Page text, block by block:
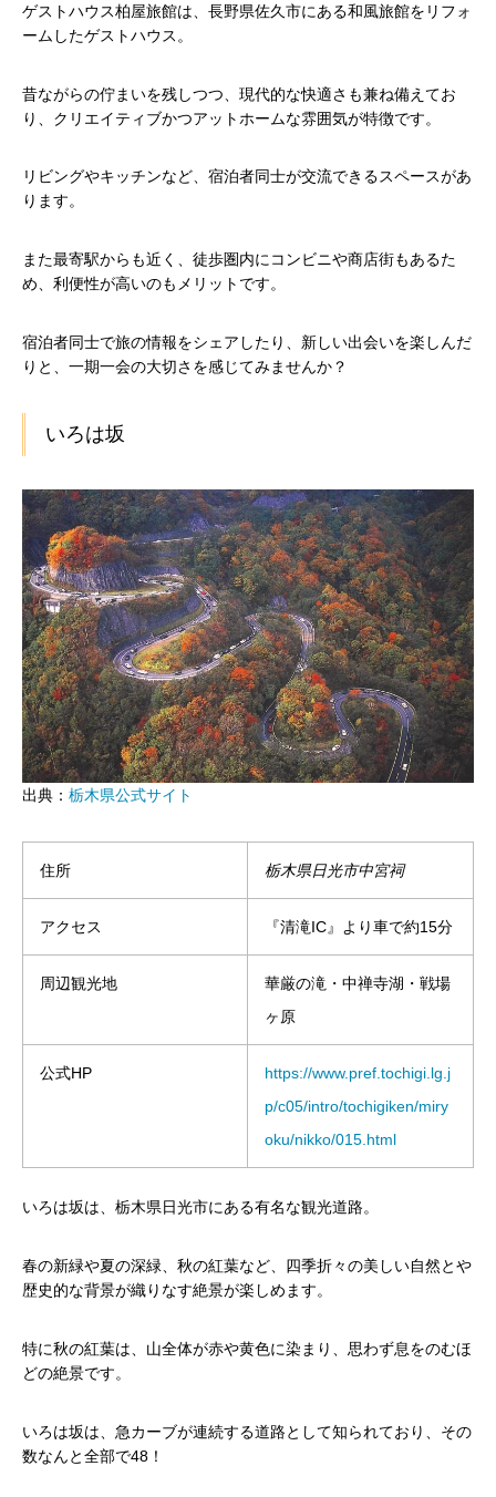
ゲストハウス柏屋旅館は、長野県佐久市にある和風旅館をリフォ
ームしたゲストハウス。
昔ながらの佇まいを残しつつ、現代的な快適さも兼ね備えてお
り、クリエイティブかつアットホームな雰囲気が特徴です。
リビングやキッチンなど、宿泊者同士が交流できるスペースがあ
ります。
また最寄駅からも近く、徒歩圏内にコンビニや商店街もあるた
め、利便性が高いのもメリットです。
宿泊者同士で旅の情報をシェアしたり、新しい出会いを楽しんだ
りと、一期一会の大切さを感じてみませんか？
いろは坂
出典： 栃木県公式サイト
住所 栃木県日光市中宮祠
アクセス 『清滝IC』より車で約15分
周辺観光地
華厳の滝・中禅寺湖・戦場
ヶ原
公式HP
https://www.pref.tochigi.lg.j
p/c05/intro/tochigiken/miry
oku/nikko/015.html
いろは坂は、栃木県日光市にある有名な観光道路。
春の新緑や夏の深緑、秋の紅葉など、四季折々の美しい自然とや
歴史的な背景が織りなす絶景が楽しめます。
特に秋の紅葉は、山全体が赤や黄色に染まり、思わず息をのむほ
どの絶景です。
いろは坂は、急カーブが連続する道路として知られており、その
数なんと全部で48！